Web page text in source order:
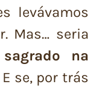
levávamos
Mas… seria
sagrado na
E se, por trás